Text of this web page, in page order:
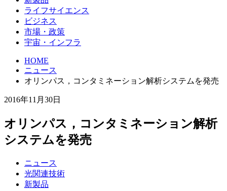
ライフサイエンス
ビジネス
市場・政策
宇宙・インフラ
HOME
ニュース
オリンパス，コンタミネーション解析システムを発売
2016年11月30日
オリンパス，コンタミネーション解析
システムを発売
ニュース
光関連技術
新製品